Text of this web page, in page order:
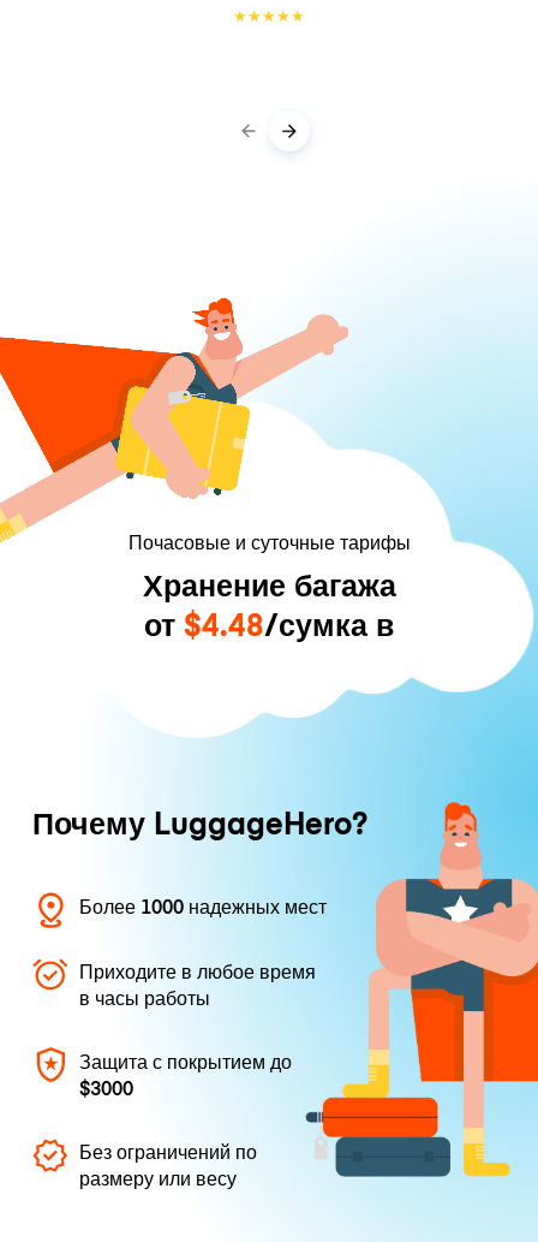
★★★★★
Почасовые и суточные тарифы
Хранение багажа
от $4.48/сумка в
Почему LuggageHero?
Более 1000 надежных мест
Приходите в любое время
в часы работы
Защита с покрытием до
$3000
Без ограничений по
размеру или весу